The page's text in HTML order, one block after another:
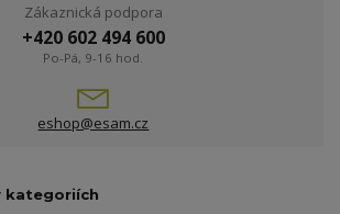
Zákaznická podpora
+420 602 494 600
Po-Pá, 9-16 hod.
eshop@esam.cz
kategoriích